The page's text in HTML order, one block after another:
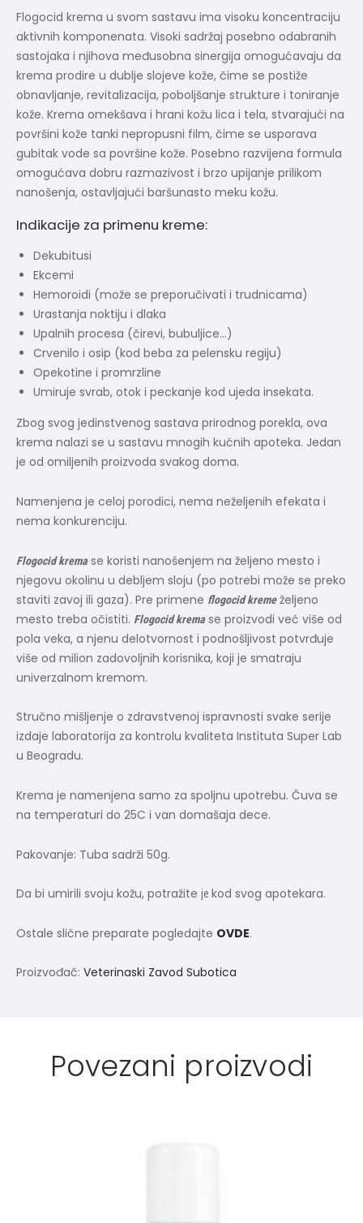
Flogocid krema u svom sastavu ima visoku koncentraciju
aktivnih komponenata. Visoki sadržaj posebno odabranih
sastojaka i njihova međusobna sinergija omogućavaju da
krema prodire u dublje slojeve kože, čime se postiže
obnavljanje, revitalizacija, poboljšanje strukture i toniranje
kože. Krema omekšava i hrani kožu lica i tela, stvarajući na
površini kože tanki nepropusni film, čime se usporava
gubitak vode sa površine kože. Posebno razvijena formula
omogućava dobru razmazivost i brzo upijanje prilikom
nanošenja, ostavljajući baršunasto meku kožu.
Indikacije za primenu kreme:
Dekubitusi
Ekcemi
Hemoroidi (može se preporučivati i trudnicama)
Urastanja noktiju i dlaka
Upalnih procesa (čirevi, bubuljice…)
Crvenilo i osip (kod beba za pelensku regiju)
Opekotine i promrzline
Umiruje svrab, otok i peckanje kod ujeda insekata.
Zbog svog jedinstvenog sastava prirodnog porekla, ova
krema nalazi se u sastavu mnogih kućnih apoteka. Jedan
je od omiljenih proizvoda svakog doma.
Namenjena je celoj porodici, nema neželjenih efekata i
nema konkurenciju.
Flogocid kremase koristi nanošenjem na željeno mesto i
njegovu okolinu u debljem sloju (po potrebi može se preko
staviti zavoj ili gaza). Pre primene flogocid kremeželjeno
mesto treba očistiti. Flogocid kremase proizvodi već više od
pola veka, a njenu delotvornost i podnošljivost potvrđuje
više od milion zadovoljnih korisnika, koji je smatraju
univerzalnom kremom.
Stručno mišljenje o zdravstvenoj ispravnosti svake serije
izdaje laboratorija za kontrolu kvaliteta Instituta Super Lab
u Beogradu.
Krema je namenjena samo za spoljnu upotrebu. Čuva se
na temperaturi do 25C i van domašaja dece.
Pakovanje: Tuba sadrži 50g.
Da bi umirili svoju kožu, potražite je kod svog apotekara.
Ostale slične preparate pogledajte OVDE.
Proizvođač: Veterinaski Zavod Subotica
Povezani proizvodi